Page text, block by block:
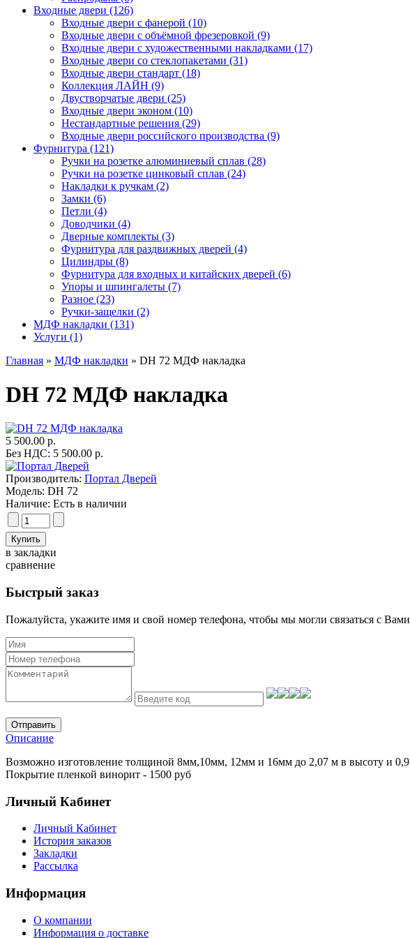
Входные двери (126)
Входные двери с фанерой (10)
Входные двери с объёмной фрезеровкой (9)
Входные двери с художественными накладками (17)
Входные двери со стеклопакетами (31)
Входные двери стандарт (18)
Коллекция ЛАЙН (9)
Двустворчатые двери (25)
Входные двери эконом (10)
Нестандартные решения (29)
Входные двери российского производства (9)
Фурнитура (121)
Ручки на розетке алюминиевый сплав (28)
Ручки на розетке цинковый сплав (24)
Накладки к ручкам (2)
Замки (6)
Петли (4)
Доводчики (4)
Дверные комплекты (3)
Фурнитура для раздвижных дверей (4)
Цилиндры (8)
Фурнитура для входных и китайских дверей (6)
Упоры и шпингалеты (7)
Разное (23)
Ручки-защелки (2)
МДФ накладки (131)
Услуги (1)
Главная » МДФ накладки » DH 72 МДФ накладка
DH 72 МДФ накладка
5 500.00 р.
Без НДС: 5 500.00 р.
Производитель: Портал Дверей
Модель: DH 72
Наличие: Есть в наличии
в закладки
сравнение
Быстрый заказ
Пожалуйста, укажите имя и свой номер телефона, чтобы мы могли связаться с Вами
Отправить
Описание
Возможно изготовление толщиной 8мм,10мм, 12мм и 16мм до 2,07 м в высоту и
Покрытие пленкой винорит - 1500 руб
Личный Кабинет
Личный Кабинет
История заказов
Закладки
Рассылка
Информация
О компании
Информация о доставке